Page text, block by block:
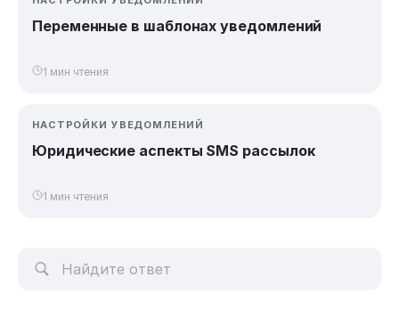
Переменные в шаблонах уведомлений
1 мин чтения
НАСТРОЙКИ УВЕДОМЛЕНИЙ
Юридические аспекты SMS рассылок
1 мин чтения